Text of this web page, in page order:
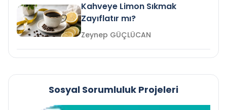
Kahveye Limon Sıkmak
Zayıflatır mı?
Zeynep GÜÇLÜCAN
Sosyal Sorumluluk Projeleri